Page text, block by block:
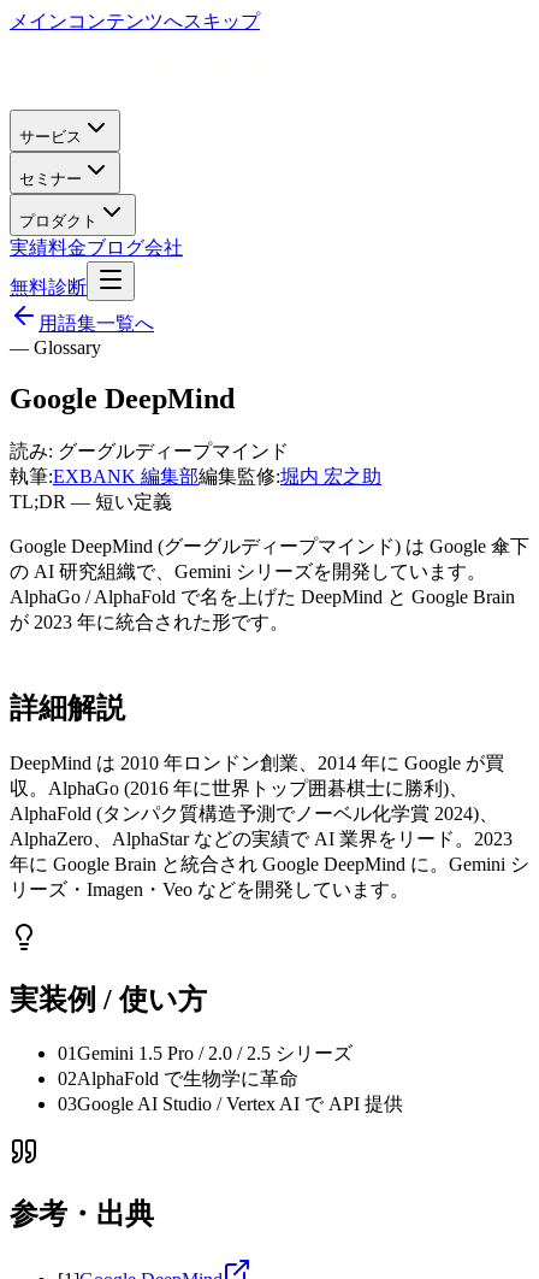
メインコンテンツへスキップ
サービス
セミナー
プロダクト
実績料金ブログ会社
無料診断
用語集一覧へ
— Glossary
Google DeepMind
読み: グーグルディープマインド
執筆:EXBANK 編集部編集監修:堀内 宏之助
TL;DR — 短い定義
Google DeepMind (グーグルディープマインド) は Google 傘下
の AI 研究組織で、Gemini シリーズを開発しています。
AlphaGo / AlphaFold で名を上げた DeepMind と Google Brain
が 2023 年に統合された形です。
詳細解説
DeepMind は 2010 年ロンドン創業、2014 年に Google が買
収。AlphaGo (2016 年に世界トップ囲碁棋士に勝利)、
AlphaFold (タンパク質構造予測でノーベル化学賞 2024)、
AlphaZero、AlphaStar などの実績で AI 業界をリード。2023
年に Google Brain と統合され Google DeepMind に。Gemini シ
リーズ・Imagen・Veo などを開発しています。
実装例 / 使い方
01Gemini 1.5 Pro / 2.0 / 2.5 シリーズ
02AlphaFold で生物学に革命
03Google AI Studio / Vertex AI で API 提供
参考・出典